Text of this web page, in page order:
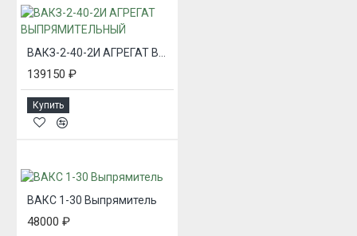
ВАКЗ-2-40-2И АГРЕГАТ ВЫПРЯМИТЕЛЬНЫЙ
139150 ₽
Купить
ВАКС 1-30 Выпрямитель
48000 ₽